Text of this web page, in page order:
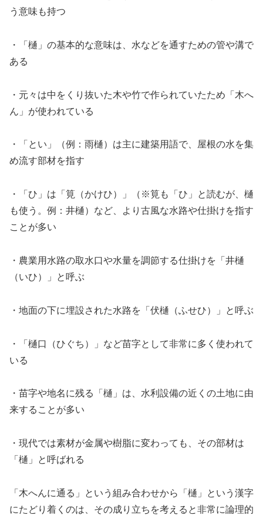
う意味も持つ
・「樋」の基本的な意味は、水などを通すための管や溝で
ある
・元々は中をくり抜いた木や竹で作られていたため「木へ
ん」が使われている
・「とい」（例：雨樋）は主に建築用語で、屋根の水を集
め流す部材を指す
・「ひ」は「筧（かけひ）」（※筧も「ひ」と読むが、樋
も使う。例：井樋）など、より古風な水路や仕掛けを指す
ことが多い
・農業用水路の取水口や水量を調節する仕掛けを「井樋
（いひ）」と呼ぶ
・地面の下に埋設された水路を「伏樋（ふせひ）」と呼ぶ
・「樋口（ひぐち）」など苗字として非常に多く使われて
いる
・苗字や地名に残る「樋」は、水利設備の近くの土地に由
来することが多い
・現代では素材が金属や樹脂に変わっても、その部材は
「樋」と呼ばれる
「木へんに通る」という組み合わせから「樋」という漢字
にたどり着くのは、その成り立ちを考えると非常に論理的